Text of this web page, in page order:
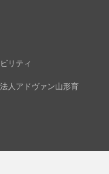
リティ
人アドヴァン山形育